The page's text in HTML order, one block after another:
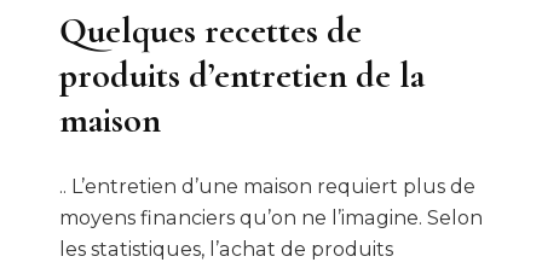
Quelques recettes de
produits d’entretien de la
maison
.. L’entretien d’une maison requiert plus de
moyens financiers qu’on ne l’imagine. Selon
les statistiques, l’achat de produits